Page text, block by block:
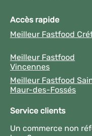
Accès rapide
Meilleur Fastfood
Meilleur Fastfood
Vincennes
Meilleur Fastfood
Maur-des-Fossés
Service clients
Un commerce non